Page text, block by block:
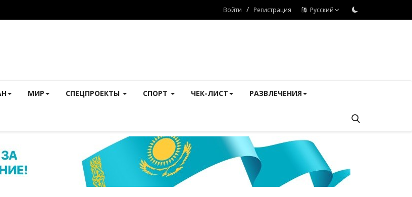
Войти / Регистрация Русский
МИР СПЕЦПРОЕКТЫ СПОРТ ЧЕК-ЛИСТ РАЗВЛЕЧЕНИЯ